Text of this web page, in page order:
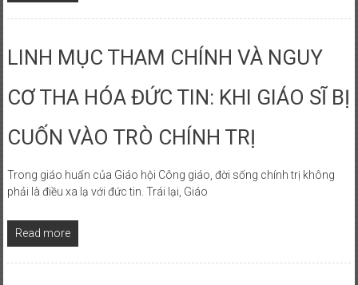
LINH MỤC THAM CHÍNH VÀ NGUY
CƠ THA HÓA ĐỨC TIN: KHI GIÁO SĨ BỊ
CUỐN VÀO TRÒ CHÍNH TRỊ
Trong giáo huấn của Giáo hội Công giáo, đời sống chính trị không
phải là điều xa lạ với đức tin. Trái lại, Giáo
Read more